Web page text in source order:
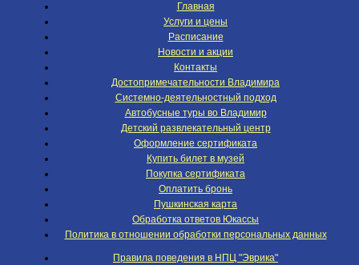
Главная
Услуги и цены
Расписание
Новости и акции
Контакты
Достопримечательности Владимира
Системно-деятельностный подход
Автобусные туры во Владимир
Детский развлекательный центр
Оформление сертификата
Купить билет в музей
Покупка сертификата
Оплатить бронь
Пушкинская карта
Обработка ответов Юкассы
Политика в отношении обработки персональных данных
Правила поведения в НПЦ "Эврика"